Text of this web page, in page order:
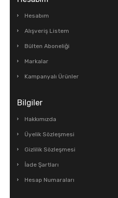
Hesabım
Alışveriş Listem
Bülten Aboneliği
Markalar
Kampanyalı Ürünler
Bilgiler
Hakkımızda
Üyelik Sözleşmesi
Gizlilik Sözleşmesi
İade Şartları
Hesap Numaraları